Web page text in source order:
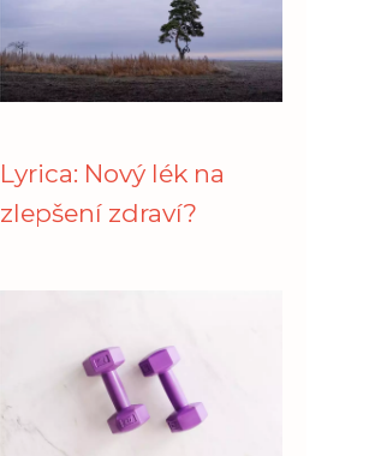
Lyrica: Nový lék na
zlepšení zdraví?